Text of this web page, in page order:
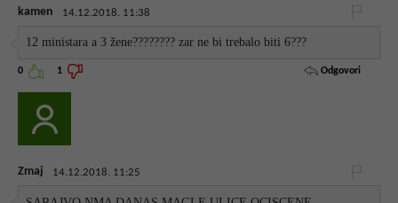
kamen 14.12.2018. 11:38
12 ministara a 3 žene???????? zar ne bi trebalo biti 6???
0 1 Odgovori
Zmaj 14.12.2018. 11:25